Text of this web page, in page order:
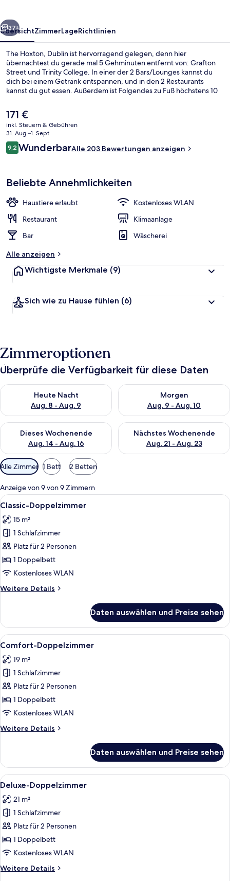
Weiter
37+
ÜbersichtZimmerLageRichtlinien
The Hoxton, Dublin ist hervorragend gelegen, denn hier
übernachtest du gerade mal 5 Gehminuten entfernt von: Grafton
Street und Trinity College. In einer der 2 Bars/Lounges kannst du
dich bei einem Getränk entspannen, und in den 2 Restaurants
kannst du gut essen. Außerdem ist Folgendes zu Fuß höchstens 10
Unterkunft ist nur einen kurzen Fußmarsch von den öffentlichen
Verkehrsmitteln entfernt: Zur U-Bahn läuft man 6 Minuten
(Straßenbahnhaltestelle Dawson) bzw. 7 Minuten
(Straßenbahnhaltestelle Trinity).
Der
aktuelle
Preis
beträgt
171 €.
171 €
inkl. Steuern & Gebühren
31. Aug.–1. Sept.
Bewertungen
9,29,2 von 10.
WunderbarAlle 203 Bewertungen anzeigen
Beliebte Annehmlichkeiten
Haustiere erlaubt
Kostenloses WLAN
Restaurant
Klimaanlage
Bar
Wäscherei
Alle anzeigen
Wichtigste Merkmale (9)
Sich wie zu Hause fühlen (6)
Zimmeroptionen
Überprüfe die Verfügbarkeit für diese Daten
Heute Nacht
Aug. 8 - Aug. 9
Überprüfe die Verfügbarkeit für heute Nacht, Aug. 8 - Aug. 9.
Morgen
Aug. 9 - Aug. 10
Überprüfe die Verfügbarkeit
Dieses Wochenende
Aug. 14 - Aug. 16
Überprüfe die Verfügbarkeit für dieses Wochenende, Aug. 14
Nächstes Wochenende
Aug. 21 - Aug. 23
Überprüfe die Verfügbarkeit
Verfügbare
Filter
für
Zimmer
Alle Zimmer 1 Bett 2 Betten
Anzeige von 9 von 9 Zimmern
Alle
Fotos
für
Classic-
Doppelzimmer
anzeigen
Ein Hotelzimmer mit einem großen
5
Classic-Doppelzimmer
15 m²
1 Schlafzimmer
Platz für 2 Personen
1 Doppelbett
Kostenloses WLAN
Weitere Details
Weitere
Doppelzimmer
Daten auswählen und Preise sehen
Alle
Fotos
für
Comfort-
Doppelzimmer
anzeigen
Ein ordentlich bezogenes Bett mit
6
Comfort-Doppelzimmer
19 m²
1 Schlafzimmer
Platz für 2 Personen
1 Doppelbett
Kostenloses WLAN
Weitere Details
Weitere
Doppelzimmer
Daten auswählen und Preise sehen
Alle
Fotos
für
Deluxe-
Doppelzimmer
anzeigen
Ein ordentlich bezogenes Bett mit
5
Deluxe-Doppelzimmer
21 m²
1 Schlafzimmer
Platz für 2 Personen
1 Doppelbett
Kostenloses WLAN
Weitere Details
Weitere